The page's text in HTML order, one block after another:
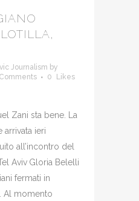
Journalism by
0
Likes
Zani sta bene. La
arrivata ieri
all’incontro del
Aviv Gloria Belelli
fermati in
Al momento